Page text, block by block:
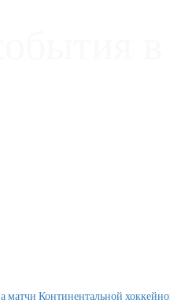
матчи Континентальной